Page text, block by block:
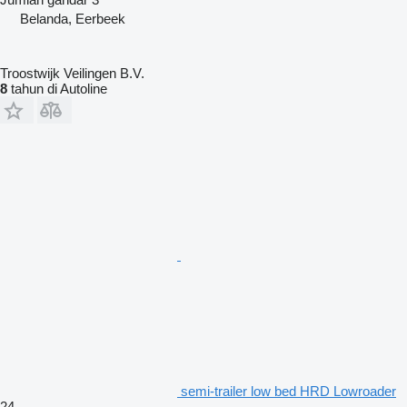
Belanda, Eerbeek
Troostwijk Veilingen B.V.
8 tahun di Autoline
semi-trailer low bed HRD Lowroader